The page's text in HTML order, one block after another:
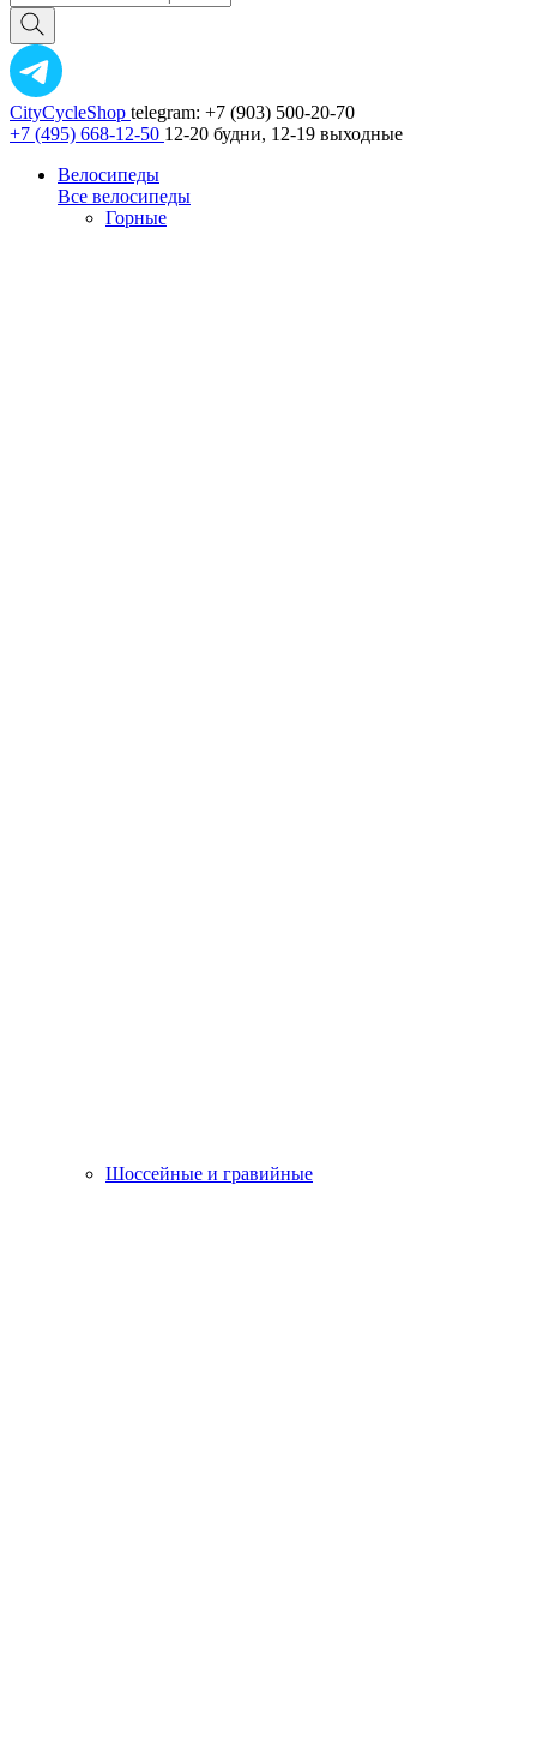
CityCycleShop telegram: +7 (903) 500-20-70
+7 (495) 668-12-50 12-20 будни, 12-19 выходные
Велосипеды
Все велосипеды
Горные
Шоссейные и гравийные